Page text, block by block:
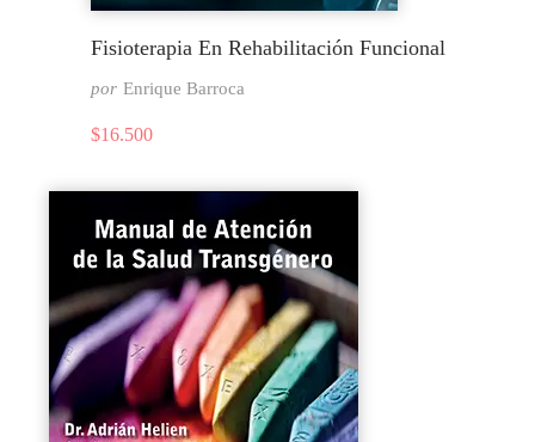
Fisioterapia En Rehabilitación Funcional
por Enrique Barroca
$16.500